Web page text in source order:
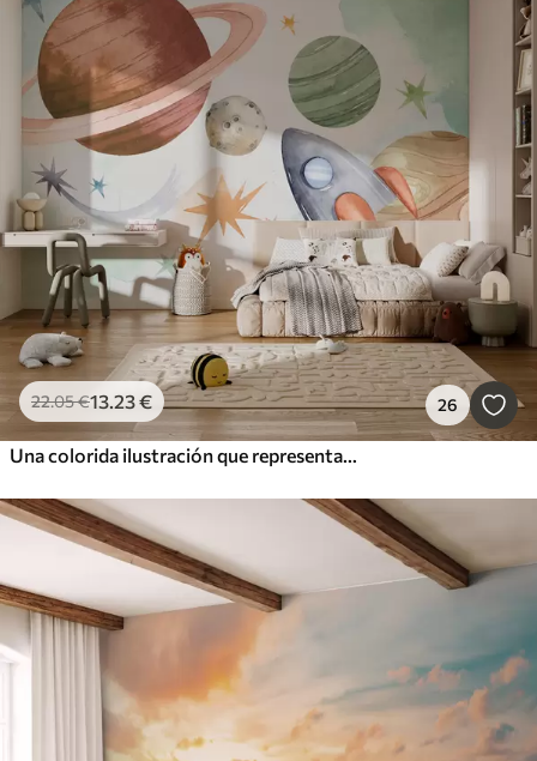
22.05€13.23€ 26
Una colorida ilustración que representa varios planetas y acuarela espacial